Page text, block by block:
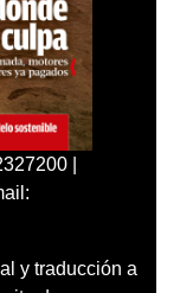
|
y traducción a